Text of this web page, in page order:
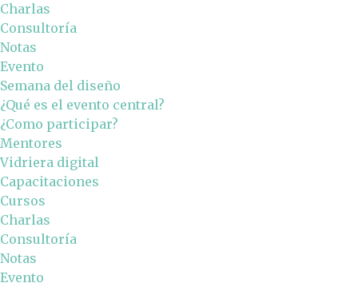
Charlas
Consultoría
Notas
Evento
Semana del diseño
¿Qué es el evento central?
¿Como participar?
Mentores
Vidriera digital
Capacitaciones
Cursos
Charlas
Consultoría
Notas
Evento